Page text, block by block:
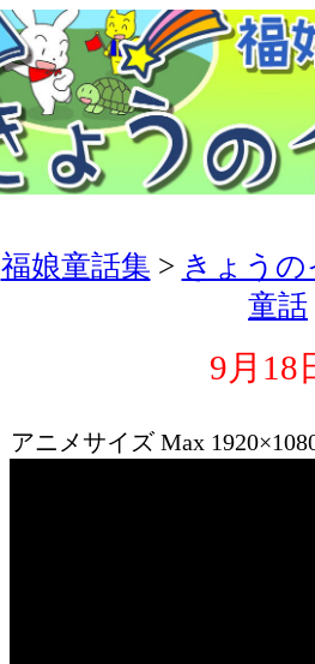
福娘童話集 > きょう
童話
9月18
アニメサイズ Max